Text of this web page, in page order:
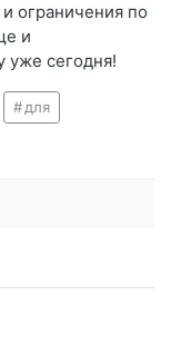
ограничения по
и
уже сегодня!
для